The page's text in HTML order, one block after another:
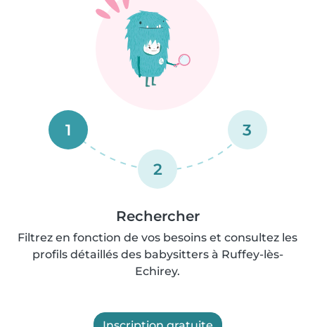
1
2
3
Rechercher
Filtrez en fonction de vos besoins et consultez les
profils détaillés des babysitters à Ruffey-lès-
Echirey.